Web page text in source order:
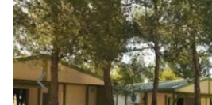
Previous